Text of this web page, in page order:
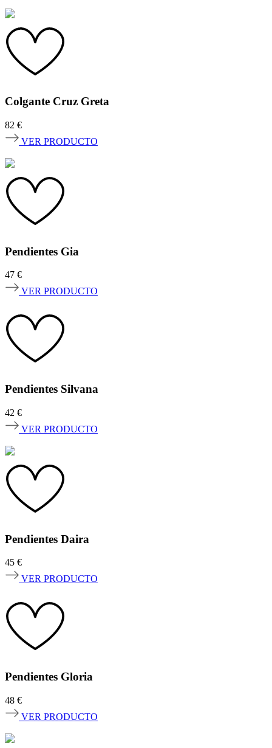
Colgante Cruz Greta
82 €
VER PRODUCTO
Pendientes Gia
47 €
VER PRODUCTO
Pendientes Silvana
42 €
VER PRODUCTO
Pendientes Daira
45 €
VER PRODUCTO
Pendientes Gloria
48 €
VER PRODUCTO